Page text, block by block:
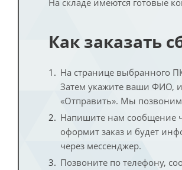
На складе имеются готовые
Как заказать
На странице выбранного
Затем укажите ваши ФИО,
«Отправить». Мы
Напишите нам сообщение
оформит заказ и будет
через мессенджер.
Позвоните по телефону,